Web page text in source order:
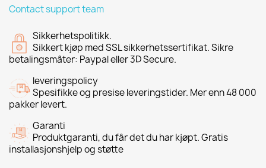
Contact support team
Sikkerhetspolitikk.
Sikkert kjøp med SSL sikkerhetssertifikat. Sikre
betalingsmåter: Paypal eller 3D Secure.
leveringspolicy
Spesifikke og presise leveringstider. Mer enn 48 000
pakker levert.
Garanti
Produktgaranti, du får det du har kjøpt. Gratis
installasjonshjelp og støtte